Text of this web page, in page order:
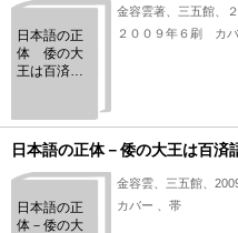
日本語の正
体 倭の大
王は百済語
金容雲著、三五館、
２００９年６刷
日本語の正体－倭の大王は百済
日本語の正
体－倭の大
金容雲、三五館、
カバー 、帯